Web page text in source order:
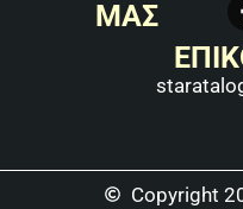
ΜΑΣ
Copyright